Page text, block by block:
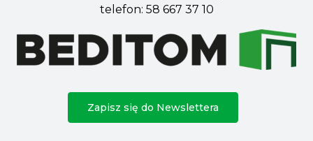
telefon: 58 667 37 10
Zapisz się do Newslettera